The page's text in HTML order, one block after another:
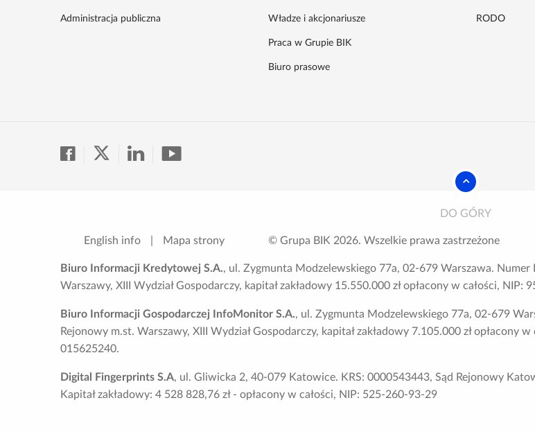
Administracja publiczna Władze i akcjonariusze
Praca w Grupie BIK
Biuro prasowe
RODO
DO GÓRY
English info Mapa strony © Grupa BIK 2026. Wszelkie prawa zastrzeżone
Biuro Informacji Kredytowej S.A., ul. Zygmunta Modzelewskiego 77a, 02-679 Warszawa. Numer
Warszawy, XIII Wydział Gospodarczy, kapitał zakładowy 15.550.000 zł opłacony w całości,
Biuro Informacji Gospodarczej InfoMonitor S.A., ul. Zygmunta Modzelewskiego 77a, 02-679
Rejonowy m.st. Warszawy, XIII Wydział Gospodarczy, kapitał zakładowy 7.105.000 zł opłacony
015625240.
Digital Fingerprints S.A, ul. Gliwicka 2, 40-079 Katowice. KRS: 0000543443, Sąd Rejonowy
Kapitał zakładowy: 4 528 828,76 zł - opłacony w całości, NIP: 525-260-93-29